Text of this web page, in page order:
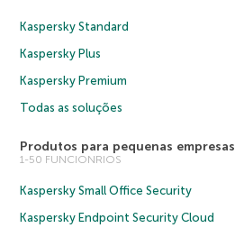
Kaspersky Standard
Kaspersky Plus
Kaspersky Premium
Todas as soluções
Produtos para pequenas empresas
1-50 FUNCIONRIOS
Kaspersky Small Office Security
Kaspersky Endpoint Security Cloud